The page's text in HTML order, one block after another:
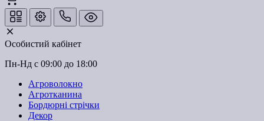
Особистий кабінет
Пн-Нд с 09:00 до 18:00
Агроволокно
Агротканина
Бордюрні стрічки
Декор